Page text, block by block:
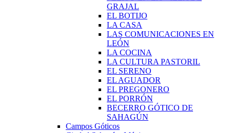
GRAJAL
EL BOTIJO
LA CASA
LAS COMUNICACIONES EN
LEÓN
LA COCINA
LA CULTURA PASTORIL
EL SERENO
EL AGUADOR
EL PREGONERO
EL PORRÓN
BECERRO GÓTICO DE
SAHAGÚN
Campos Góticos